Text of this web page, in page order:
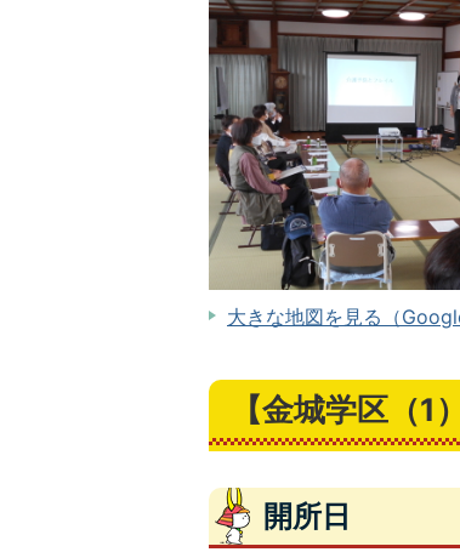
大きな地図を見る（
【金城学区（1
開所日